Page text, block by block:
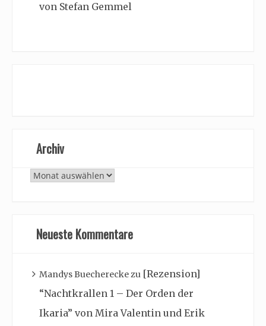
von Stefan Gemmel
Archiv
Archiv
Neueste Kommentare
Mandys Buechereckezu [Rezension]
“Nachtkrallen 1 – Der Orden der
Ikaria” von Mira Valentin und Erik